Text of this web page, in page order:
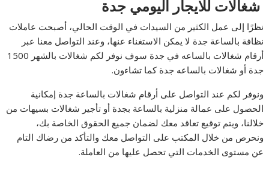
شغالات للايجار اليومي جدة
نظرًا إلى عمل الكثير من السيدات في الوقت الحالي، أصبحت عاملات
نظافة بالساعة جدة لا يمكن الاستغناء عنها، وعند التواصل معنا عبر
أرقام شغالات بالساعه في جدة سوف نوفر لكم شغالات بالشهر 1500
جدة أو شغالات بالساعه جدة كما تشاءون.
ونوفر لكم عند التواصل على أرقام شغالات بالساعة جدة إمكانية
الحصول على عمالة منزلية بالساعة بجدة أو تأجير شغالات بسيهات من
خلالنا، ويتم توقيع تعاقد معك لضمان جميع الحقوق الخاصة بك،
ونحرص من خلال المكتب على التواصل معك والتأكد من رضاك التام
عن مستوى الخدمات التي تحصل عليها من العاملة.